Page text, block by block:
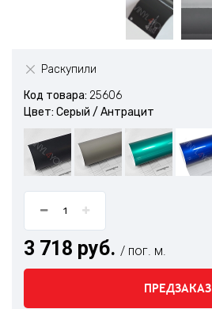
Раскупили
Код товара: 25606
Цвет: Серый / Антрацит
3 718 руб. / пог. м.
ПРЕДЗАКАЗ